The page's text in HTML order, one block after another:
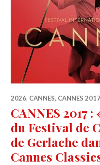
2026, CANNES, CANNES
CANNES 2017
du Festival de
de Gerlache
Cannes